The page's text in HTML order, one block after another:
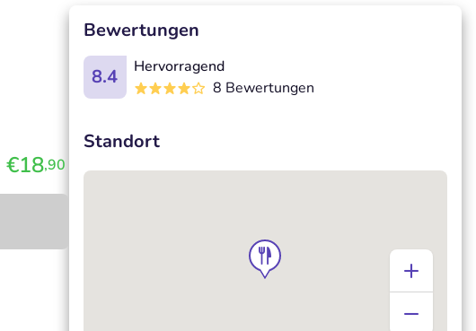
€18,90
Bewertungen
8.4
Hervorragend
8 Bewertungen
Standort